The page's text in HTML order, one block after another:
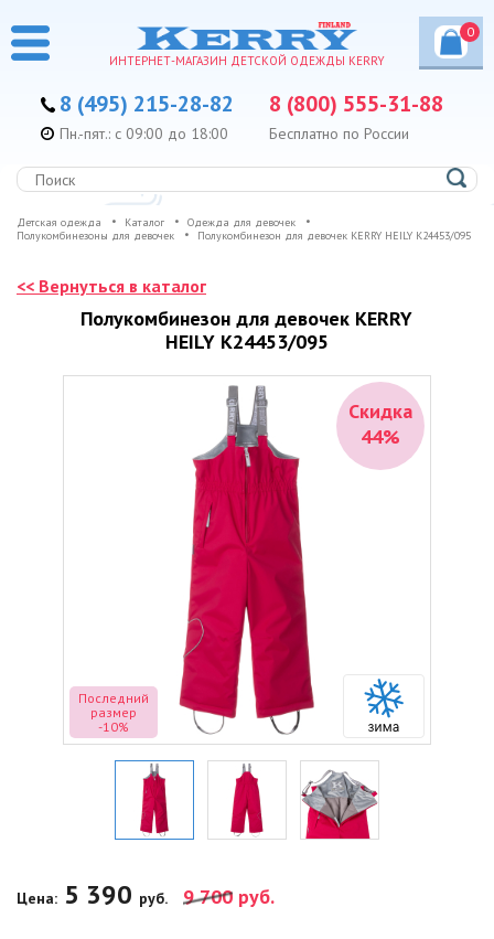
ИНТЕРНЕТ-МАГАЗИН ДЕТСКОЙ ОДЕЖДЫ KERRY
0
8 (495) 215-28-82 8 (800) 555-31-88
Бесплатно по России
Пн.-пят.: с 09:00 до 18:00
Детская одежда Каталог
Одежда для девочек
Полукомбинезоны для девочек
Полукомбинезон для девочек KERRY HEILY K24453/095
<< Вернуться в каталог
Полукомбинезон для девочек KERRY
HEILY K24453/095
Скидка
44%
Последний
размер
-10%
Цена: 5 390 руб. 9 700 руб.